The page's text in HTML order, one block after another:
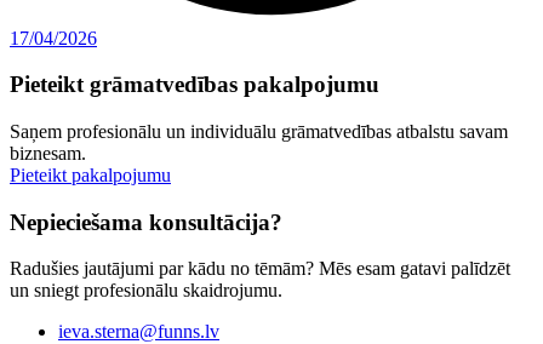
17/04/2026
Pieteikt grāmatvedības pakalpojumu
Saņem profesionālu un individuālu grāmatvedības atbalstu savam
biznesam.
Pieteikt pakalpojumu
Nepieciešama konsultācija?
Radušies jautājumi par kādu no tēmām? Mēs esam gatavi palīdzēt
un sniegt profesionālu skaidrojumu.
ieva.sterna@funns.lv